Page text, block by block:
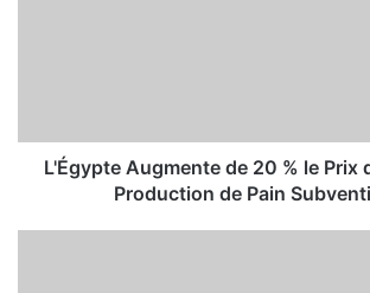
L'Égypte Augmente de 20 % le Prix
Production de Pain